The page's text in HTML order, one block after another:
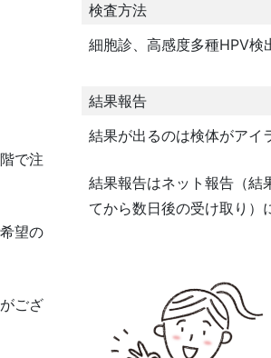
で注
望の
ござ
検査方法
細胞診、高感度多種HPV
結果報告
結果が出るのは検体がアイ
結果報告はネット報告（結
てから数日後の受け取り）